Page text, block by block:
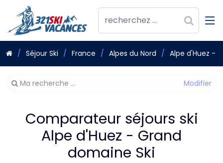
Séjour Ski France Alpes du Nord Alpe d'Huez -
Modifier
Ma recherche ...
Comparateur séjours ski
Alpe d'Huez - Grand
domaine Ski